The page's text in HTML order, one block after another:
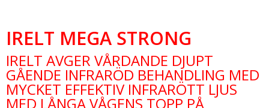
IRELT MEGA STRONG
IRELT AVGER VÅRDANDE DJUPT
GÅENDE INFRARÖD BEHANDLING MED
MYCKET EFFEKTIV INFRARÖTT LJUS
MED LÅNGA VÅGENS TOPP PÅ